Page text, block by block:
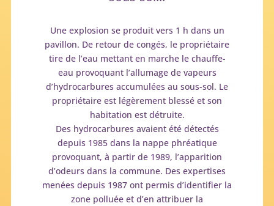
Une explosion se produit vers 1 h dans un
pavillon. De retour de congés, le propriétaire
tire de l’eau mettant en marche le chauffe-
eau provoquant l’allumage de vapeurs
d’hydrocarbures accumulées au sous-sol. Le
propriétaire est légèrement blessé et son
habitation est détruite.
Des hydrocarbures avaient été détectés
depuis 1985 dans la nappe phréatique
provoquant, à partir de 1989, l’apparition
d’odeurs dans la commune. Des expertises
menées depuis 1987 ont permis d’identifier la
zone polluée et d’en attribuer la